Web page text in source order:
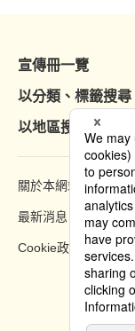
宣傳冊一覽
以分類、標籤搜尋
以地區搜尋
關於本網站
最新消息
Cookie政策